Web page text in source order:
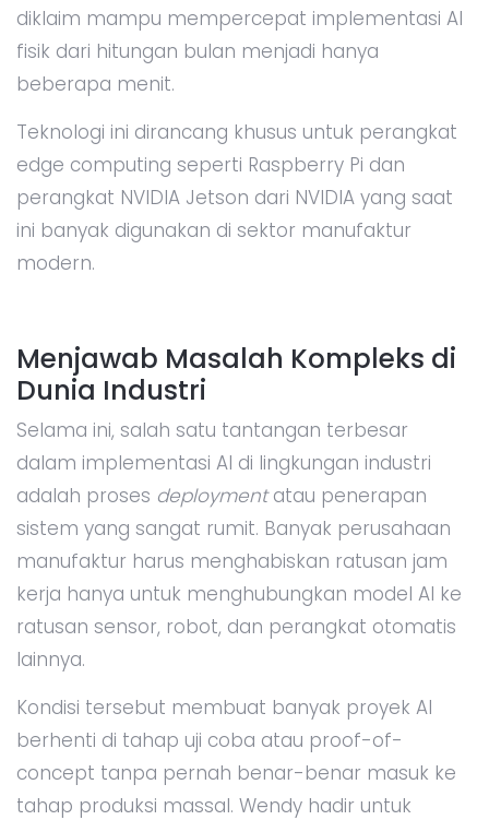
diklaim mampu mempercepat implementasi AI
fisik dari hitungan bulan menjadi hanya
beberapa menit.
Teknologi ini dirancang khusus untuk perangkat
edge computing seperti Raspberry Pi dan
perangkat NVIDIA Jetson dari NVIDIA yang saat
ini banyak digunakan di sektor manufaktur
modern.
Menjawab Masalah Kompleks di
Dunia Industri
Selama ini, salah satu tantangan terbesar
dalam implementasi AI di lingkungan industri
adalah proses deploymentatau penerapan
sistem yang sangat rumit. Banyak perusahaan
manufaktur harus menghabiskan ratusan jam
kerja hanya untuk menghubungkan model AI ke
ratusan sensor, robot, dan perangkat otomatis
lainnya.
Kondisi tersebut membuat banyak proyek AI
berhenti di tahap uji coba atau proof-of-
concept tanpa pernah benar-benar masuk ke
tahap produksi massal. Wendy hadir untuk